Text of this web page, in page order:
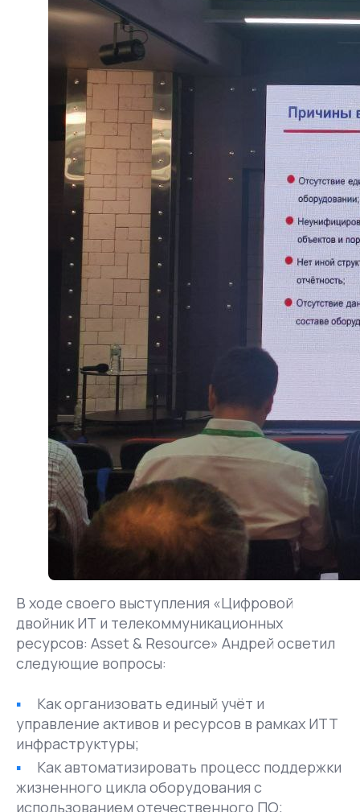
В ходе своего выступления «Цифровой
двойник ИТ и телекоммуникационных
ресурсов: Asset & Resource» Андрей осветил
следующие вопросы:
Как организовать единый учёт и
управление активов и ресурсов в рамках ИТТ
инфраструктуры;
Как автоматизировать процесс поддержки
жизненного цикла оборудования с
использованием отечественного ПО;